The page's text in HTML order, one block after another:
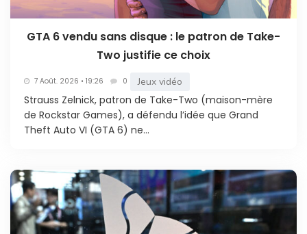
GTA 6 vendu sans disque : le patron de Take-
Two justifie ce choix
7 Août. 2026 • 19:26 0 Jeux vidéo
Strauss Zelnick, patron de Take-Two (maison-mère
de Rockstar Games), a défendu l’idée que Grand
Theft Auto VI (GTA 6) ne...